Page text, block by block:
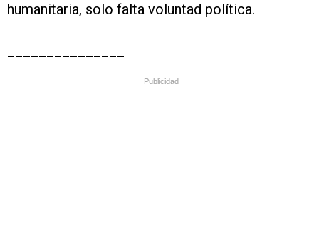
humanitaria, solo falta voluntad política.
Publicidad